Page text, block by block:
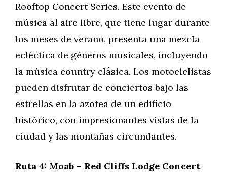
Rooftop Concert Series. Este evento de
música al aire libre, que tiene lugar durante
los meses de verano, presenta una mezcla
ecléctica de géneros musicales, incluyendo
la música country clásica. Los motociclistas
pueden disfrutar de conciertos bajo las
estrellas en la azotea de un edificio
histórico, con impresionantes vistas de la
ciudad y las montañas circundantes.
Ruta 4: Moab – Red Cliffs Lodge Concert